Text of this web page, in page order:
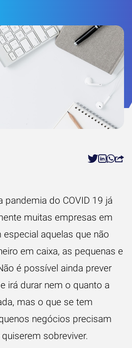
pandemia do COVID 19 já
muitas empresas em
aquelas que não
em caixa, as pequenas e
é possível ainda prever
irá durar nem o quanto a
mas o que se tem
negócios precisam
sobreviver.